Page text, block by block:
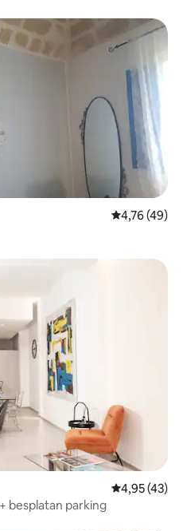
Prosječna
4,76 (49)
Prosječna
4,95 (43)
besplatan parking